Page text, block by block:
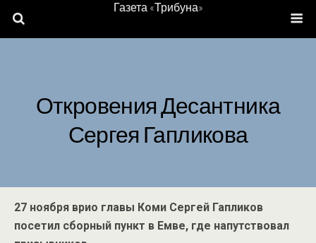
Газета «Трибуна»
Откровения Десантника
Сергея Гапликова
27 ноября врио главы Коми Сергей Гапликов
посетил сборный пункт в Емве, где напутствовал